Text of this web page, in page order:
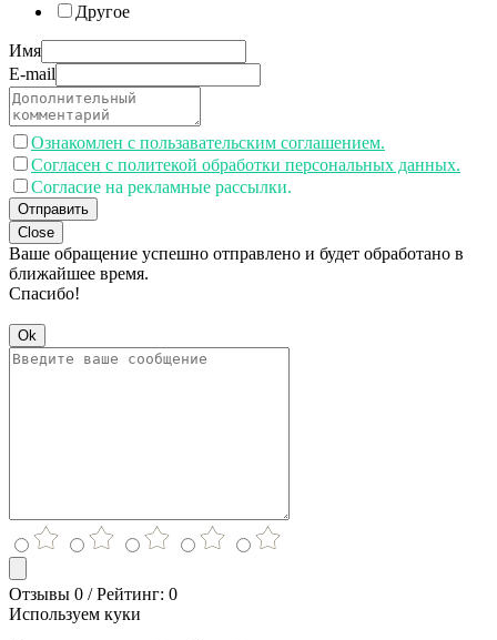
Другое
Имя
E-mail
Ознакомлен с пользавательским соглашением.
Согласен с политекой обработки персональных данных.
Согласие на рекламные рассылки.
Отправить
Close
Ваше обращение успешно отправлено и будет обработано в
ближайшее время.
Спасибо!
Ok
Отзывы 0 / Рейтинг: 0
Используем куки